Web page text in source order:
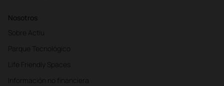
Nosotros
Sobre Actiu
Parque Tecnológico
Life Friendly Spaces
Información no financiera